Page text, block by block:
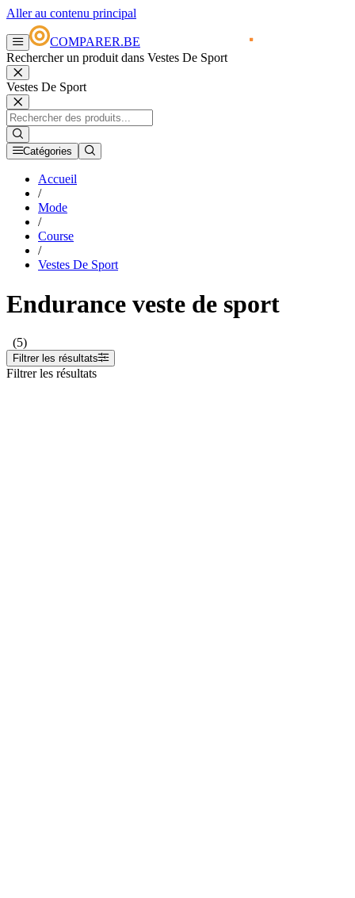
Aller au contenu principal
COMPARER.BE
Rechercher un produit dans Vestes De Sport
Vestes De Sport
Catégories
Accueil
/
Mode
/
Course
/
Vestes De Sport
Endurance veste de sport
(5)
Filtrer les résultats
Filtrer les résultats